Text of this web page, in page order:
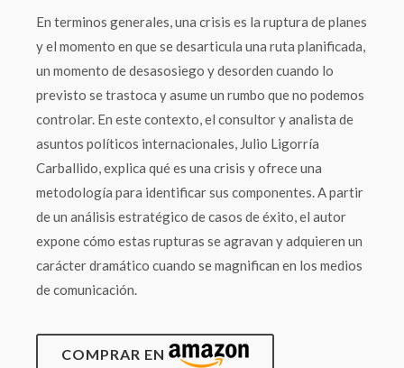
En terminos generales, una crisis es la ruptura de planes
y el momento en que se desarticula una ruta planificada,
un momento de desasosiego y desorden cuando lo
previsto se trastoca y asume un rumbo que no podemos
controlar. En este contexto, el consultor y analista de
asuntos políticos internacionales, Julio Ligorría
Carballido, explica qué es una crisis y ofrece una
metodología para identificar sus componentes. A partir
de un análisis estratégico de casos de éxito, el autor
expone cómo estas rupturas se agravan y adquieren un
carácter dramático cuando se magnifican en los medios
de comunicación.
COMPRAR EN